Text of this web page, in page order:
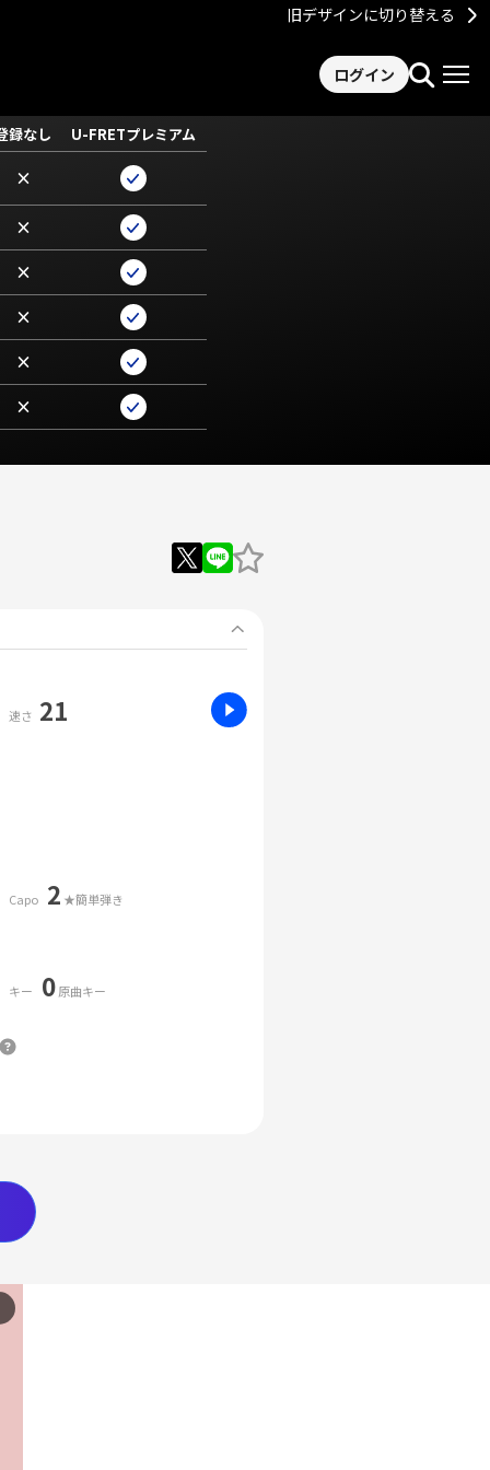
旧デザインに切り替える
ログイン
録なし U-FRETプレミアム
×
×
×
×
×
×
速さ 21
Capo 2 ★簡単弾き
キー 0原曲キー